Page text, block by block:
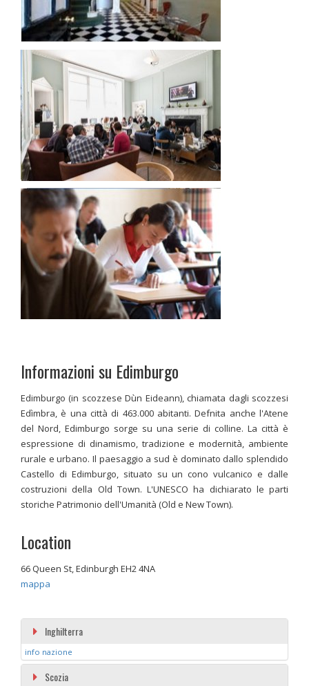
Inghilterra
info nazione
Scozia
Informazioni su Edimburgo
Edimburgo (in scozzese Dùn Eideann), chiamata dagli scozzesi
Edìmbra, è una città di 463.000 abitanti. Defnita anche l'Atene
del Nord, Edimburgo sorge su una serie di colline. La città è
espressione di dinamismo, tradizione e modernità, ambiente
rurale e urbano. Il paesaggio a sud è dominato dallo splendido
Castello di Edimburgo, situato su un cono vulcanico e dalle
costruzioni della Old Town. L'UNESCO ha dichiarato le parti
storiche Patrimonio dell'Umanità (Old e New Town).
Location
66 Queen St, Edinburgh EH2 4NA
mappa